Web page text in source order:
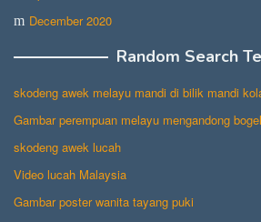
December 2020
Random Search
skodeng awek melayu mandi di bilik mandi
Gambar perempuan melayu mengandong bogel
skodeng awek lucah
Video lucah Malaysia
Gambar poster wanita tayang puki